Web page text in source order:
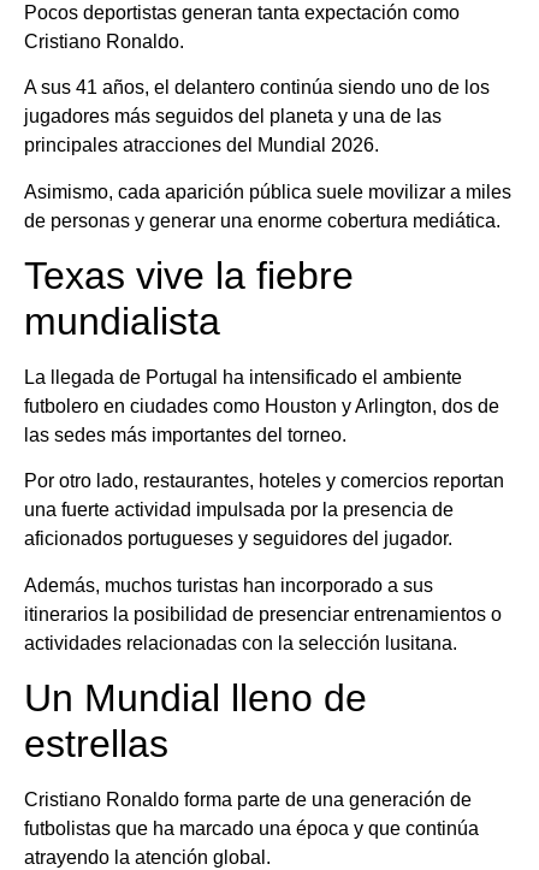
Pocos deportistas generan tanta expectación como
Cristiano Ronaldo.
A sus 41 años, el delantero continúa siendo uno de los
jugadores más seguidos del planeta y una de las
principales atracciones del Mundial 2026.
Asimismo, cada aparición pública suele movilizar a miles
de personas y generar una enorme cobertura mediática.
Texas vive la fiebre
mundialista
La llegada de Portugal ha intensificado el ambiente
futbolero en ciudades como Houston y Arlington, dos de
las sedes más importantes del torneo.
Por otro lado, restaurantes, hoteles y comercios reportan
una fuerte actividad impulsada por la presencia de
aficionados portugueses y seguidores del jugador.
Además, muchos turistas han incorporado a sus
itinerarios la posibilidad de presenciar entrenamientos o
actividades relacionadas con la selección lusitana.
Un Mundial lleno de
estrellas
Cristiano Ronaldo forma parte de una generación de
futbolistas que ha marcado una época y que continúa
atrayendo la atención global.